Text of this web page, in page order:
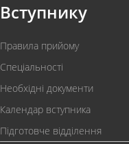
Вступнику
Правила прийому
Спеціальності
Необхідні документи
Календар вступника
Підготовче відділення